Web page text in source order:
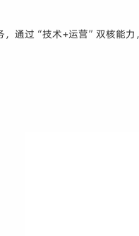
通过“技术+运营”双核能力